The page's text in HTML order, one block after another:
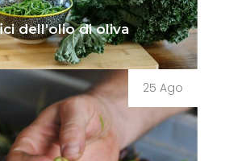
dell’olio di oliva
25 Ago